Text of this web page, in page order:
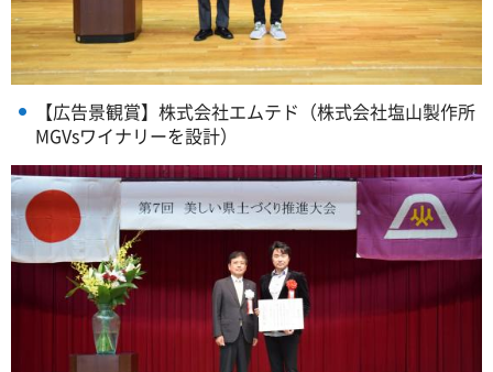
【広告景観賞】株式会社エムテド（株式会社塩山製作所
MGVsワイナリーを設計）